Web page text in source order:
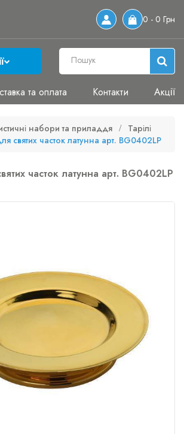
0 - 0 Грн
та оплата Контакти Акції
набори та приладдя
Тарілі
святих часток латунна арт. BG0402LP
часток латунна арт. BG0402LP